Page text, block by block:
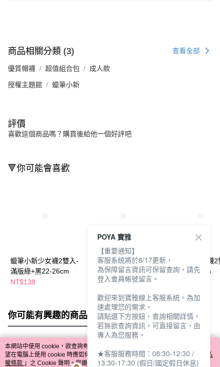
商品相關分類 (3) 查看全部
優質帽襪 超值組合包 成人款
授權主題館 蠟筆小新
評價
喜歡這個商品嗎？購買後給他一個好評吧
🔻你可能會喜歡
蠟筆小新少女襪2雙入-
滿版綠+黑22-26cm
NT$138
蠟筆小新刺繡少女襪2
雙入-滿版黑+白 22-
26cm
NT$158
蠟筆小新直版襪
灰+綠15-22cm
你可能有興趣的商品 全站排行
熱門標籤
本網站中使用 cookie，欲查詢有關本網站使用 cookie 方式之詳情，及若您不希
望在電腦上使用 cookie 時應如何變更電腦的 cookie 設定，請參閱本網站「
隱私
權條款 」之 Cookie 聲明。您繼續使用本網站即表示您同意本公司得按本網站使
POYA 寶雅
【重要通知】
客服系統將於8/17更新，
為保障留言資訊可保留查詢，請先
登入會員帳號留言。
歡迎來到寶雅線上客服系統。為加
速處理您的需求，
請點選下方按鈕，查詢相關詳情，
若無欲查詢資訊，可直接留言，由
專人為您服務。
★客服服務時間：08:30-12:30 /
13:30-17:30 (假日/國定假日休息)